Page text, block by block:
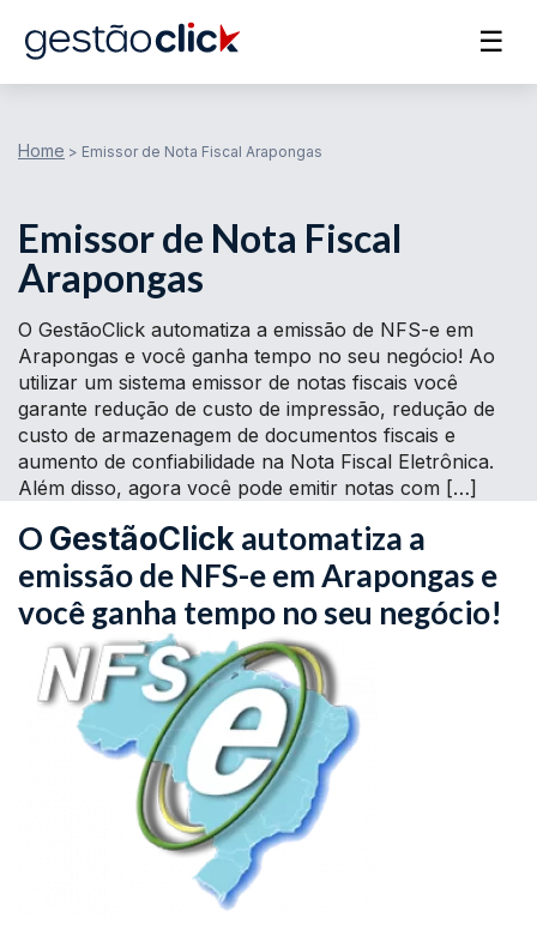
☰
Home > Emissor de Nota Fiscal Arapongas
Emissor de Nota Fiscal
Arapongas
O GestãoClick automatiza a emissão de NFS-e em
Arapongas e você ganha tempo no seu negócio! Ao
utilizar um sistema emissor de notas fiscais você
garante redução de custo de impressão, redução de
custo de armazenagem de documentos fiscais e
aumento de confiabilidade na Nota Fiscal Eletrônica.
Além disso, agora você pode emitir notas com […]
O GestãoClick automatiza a
emissão de NFS-e em Arapongas e
você ganha tempo no seu negócio!